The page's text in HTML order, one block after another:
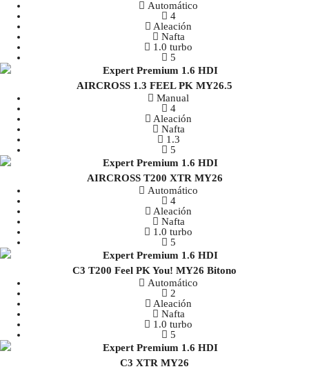
Automático
4
Aleación
Nafta
1.0 turbo
5
AIRCROSS 1.3 FEEL PK MY26.5
Manual
4
Aleación
Nafta
1.3
5
AIRCROSS T200 XTR MY26
Automático
4
Aleación
Nafta
1.0 turbo
5
C3 T200 Feel PK You! MY26 Bitono
Automático
2
Aleación
Nafta
1.0 turbo
5
C3 XTR MY26